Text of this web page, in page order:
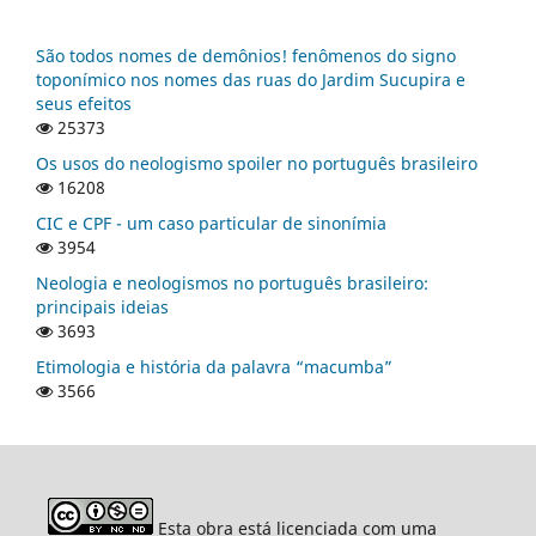
São todos nomes de demônios! fenômenos do signo
toponímico nos nomes das ruas do Jardim Sucupira e
seus efeitos
25373
Os usos do neologismo spoiler no português brasileiro
16208
CIC e CPF - um caso particular de sinonímia
3954
Neologia e neologismos no português brasileiro:
principais ideias
3693
Etimologia e história da palavra “macumba”
3566
Esta obra está licenciada com uma